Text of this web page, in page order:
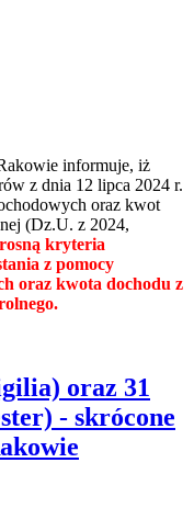
informuje, iż
z dnia 12 lipca 2024 r.
oraz kwot
(Dz.U. z 2024,
kryteria
z pomocy
oraz kwota dochodu z
oraz 31
- skrócone